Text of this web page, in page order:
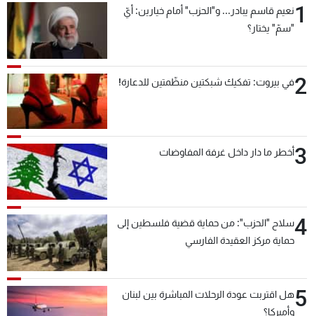
1نعيم قاسم يبادر... و"الحزب" أمام خيارين: أيّ
"سمّ" يختار؟
2في بيروت: تفكيك شبكتين منظّمتين للدعارة!
3أخطر ما دار داخل غرفة المفاوضات
4سلاح "الحزب": من حماية قضية فلسطين إلى
حماية مركز العقيدة الفارسي
5هل اقتربت عودة الرحلات المباشرة بين لبنان
وأميركا؟